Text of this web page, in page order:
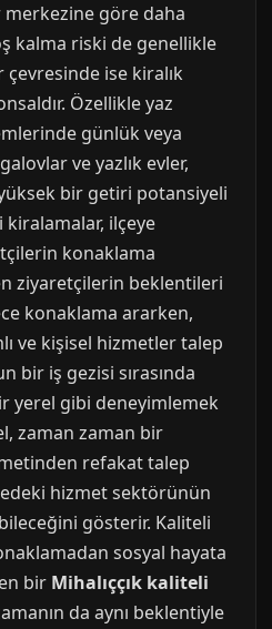
merkezine göre daha
kalma riski de genellikle
çevresinde ise kiralık
Özellikle yaz
günlük veya
ve yazlık evler,
bir getiri potansiyeli
kiralamalar, ilçeye
konaklama
ziyaretçilerin beklentileri
konaklama ararken,
ve kişisel hizmetler talep
bir iş gezisi sırasında
yerel gibi deneyimlemek
zaman zaman bir
refakat talep
hizmet sektörünün
gösterir. Kaliteli
sosyal hayata
bir Mihalıççık kaliteli
da aynı beklentiyle